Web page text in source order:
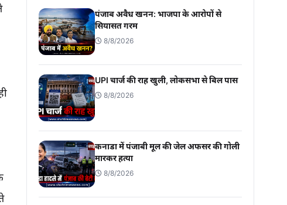
पंजाब अवैध खनन: भाजपा के आरोपों से
सियासत गरम
8/8/2026
UPI चार्ज की राह खुली, लोकसभा से बिल पास
8/8/2026
कनाडा में पंजाबी मूल की जेल अफसर की गोली
मारकर हत्या
8/8/2026